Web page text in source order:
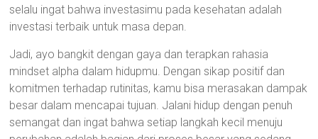
selalu ingat bahwa investasimu pada kesehatan adalah
investasi terbaik untuk masa depan.
Jadi, ayo bangkit dengan gaya dan terapkan rahasia
mindset alpha dalam hidupmu. Dengan sikap positif dan
komitmen terhadap rutinitas, kamu bisa merasakan dampak
besar dalam mencapai tujuan. Jalani hidup dengan penuh
semangat dan ingat bahwa setiap langkah kecil menuju